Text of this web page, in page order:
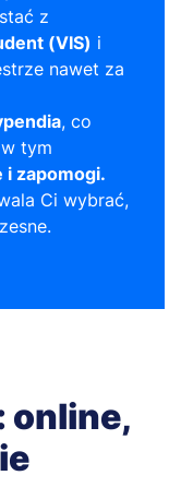
z
(VIS) i
nawet za
, co
tym
i zapomogi.
Ci wybrać,
online,